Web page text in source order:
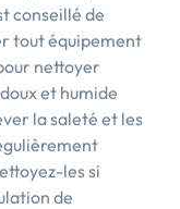
conseillé de
tout équipement
nettoyer
et humide
la saleté et les
les si
de